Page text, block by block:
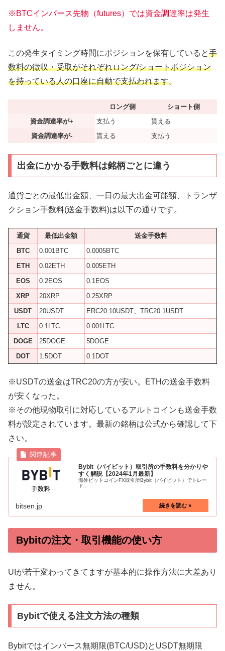
※BTCインバース先物（futures）では資金調達率は発生
しません。
この発生タイミング時間にポジションを保有していると手
数料の徴収・受取がそれぞれロング/ショートポジション
を持っている人の口座に自動で支払われます。
ロング側
ショート側
資金調達率が+
支払う
貰える
資金調達率が-
貰える 支払う
出金にかかる手数料は銘柄ごとに違う
通貨ごとの最低出金額、一日の最大出金可能額、トランザ
クション手数料(送金手数料)は以下の通りです。
通貨 最低出金額
送金手数料
BTC
0.001BTC
0.0005BTC
ETH
0.02ETH
0.005ETH
EOS
0.2EOS
0.1EOS
XRP
20XRP
0.25XRP
USDT
20USDT
ERC20:10USDT、TRC20:1USDT
LTC
0.1LTC
0.001LTC
DOGE
25DOGE
5DOGE
DOT
1.5DOT 0.1DOT
※USDTの送金はTRC20の方が安い。ETHの送金手数料
が安くなった。
※その他現物取引に対応しているアルトコインも送金手数
料が設定されています。最新の銘柄は公式から確認して下
さい。
Bybit（バイビット）取引所の手数料を分かりや
すく解説【2024年1月最新】
海外ビットコインFX取引所Bybit（バイビット）でトレー
ド...
bitsen.jp
Bybitの注文・取引機能の使い方
UIが若干変わってきてますが基本的に操作方法に大差あり
ません。
Bybitで使える注文方法の種類
Bybitではインバース無期限(BTC/USD)とUSDT無期限